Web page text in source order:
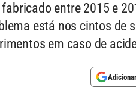
entre 2015 e
está nos cintos de
em caso de